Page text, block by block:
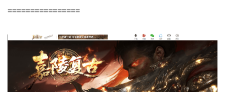
================